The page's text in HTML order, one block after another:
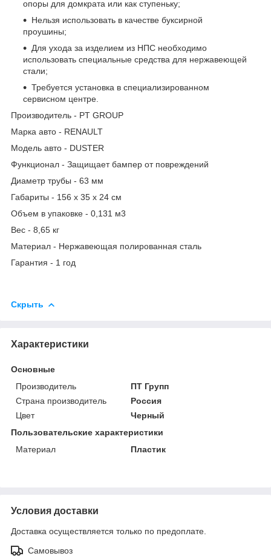
опоры для домкрата или как ступеньку;
Нельзя использовать в качестве буксирной
проушины;
Для ухода за изделием из НПС необходимо
использовать специальные средства для нержавеющей
стали;
Требуется установка в специализированном
сервисном центре.
Производитель - PT GROUP
Марка авто - RENAULT
Модель авто - DUSTER
Функционал - Защищает бампер от повреждений
Диаметр трубы - 63 мм
Габариты - 156 х 35 х 24 см
Объем в упаковке - 0,131 м3
Вес - 8,65 кг
Материал - Нержавеющая полированная сталь
Гарантия - 1 год
Скрыть
Характеристики
Основные
Производитель
ПТ Групп
Страна производитель
Россия
Цвет
Черный
Пользовательские характеристики
Материал
Пластик
Условия доставки
Доставка осуществляется только по предоплате.
Самовывоз